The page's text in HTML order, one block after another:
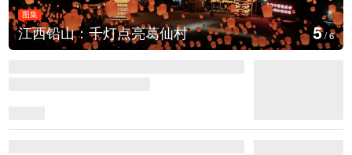
图集
上海：七彩稻田画迎最佳观赏期 6/6